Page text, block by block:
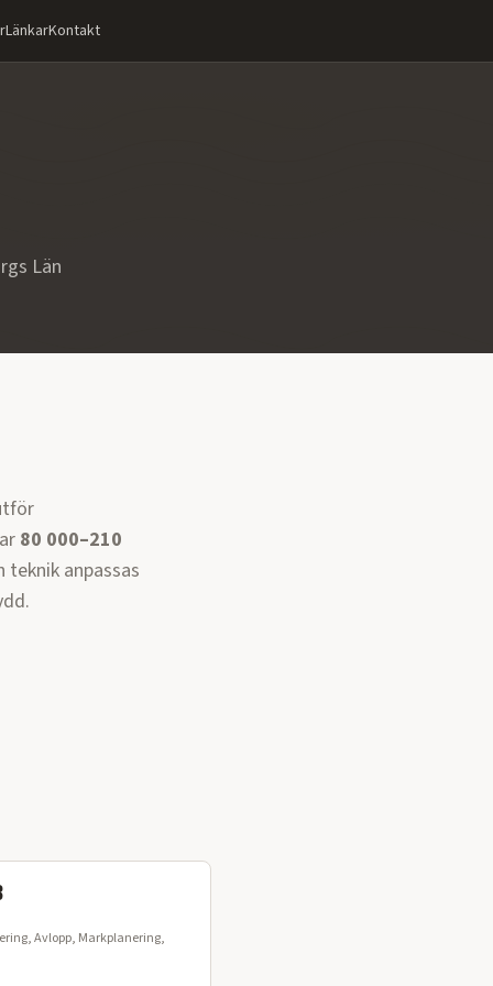
LänkarKontakt
Län
80 000–210
teknik anpassas
Avlopp, Markplanering,